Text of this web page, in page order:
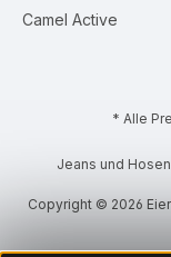
Camel Active
* Alle
Jeans und
Copyright © 2026